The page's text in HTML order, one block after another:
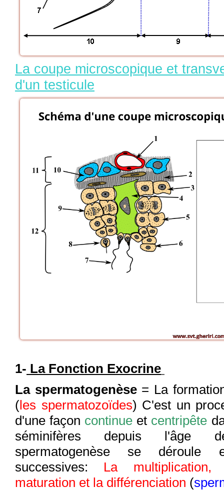
La coupe microscopique et
d'un testicule
1- La Fonction Exocrine
La spermatogenèse= La fo
(les spermatozoïdes) C'est un
d'une façon continue et centripête
séminifères depuis l'âge
spermatogenèse se déroule
successives: La multiplication,
maturation et la différenciation (